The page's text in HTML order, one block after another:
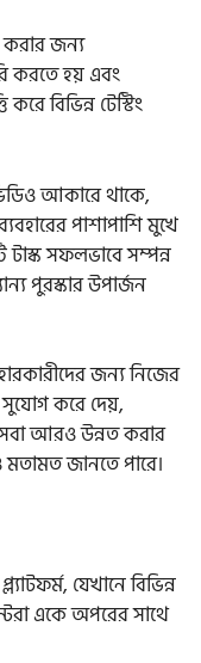
করার জন্য
করতে হয় এবং
বিভিন্ন টেস্টিং
আকারে থাকে,
পাশাপাশি মুখে
টাস্ক সফলভাবে সম্পন্ন
পুরস্কার উপার্জন
জন্য নিজের
করে দেয়,
আরও উন্নত করার
জানতে পারে।
যেখানে বিভিন্ন
একে অপরের সাথে